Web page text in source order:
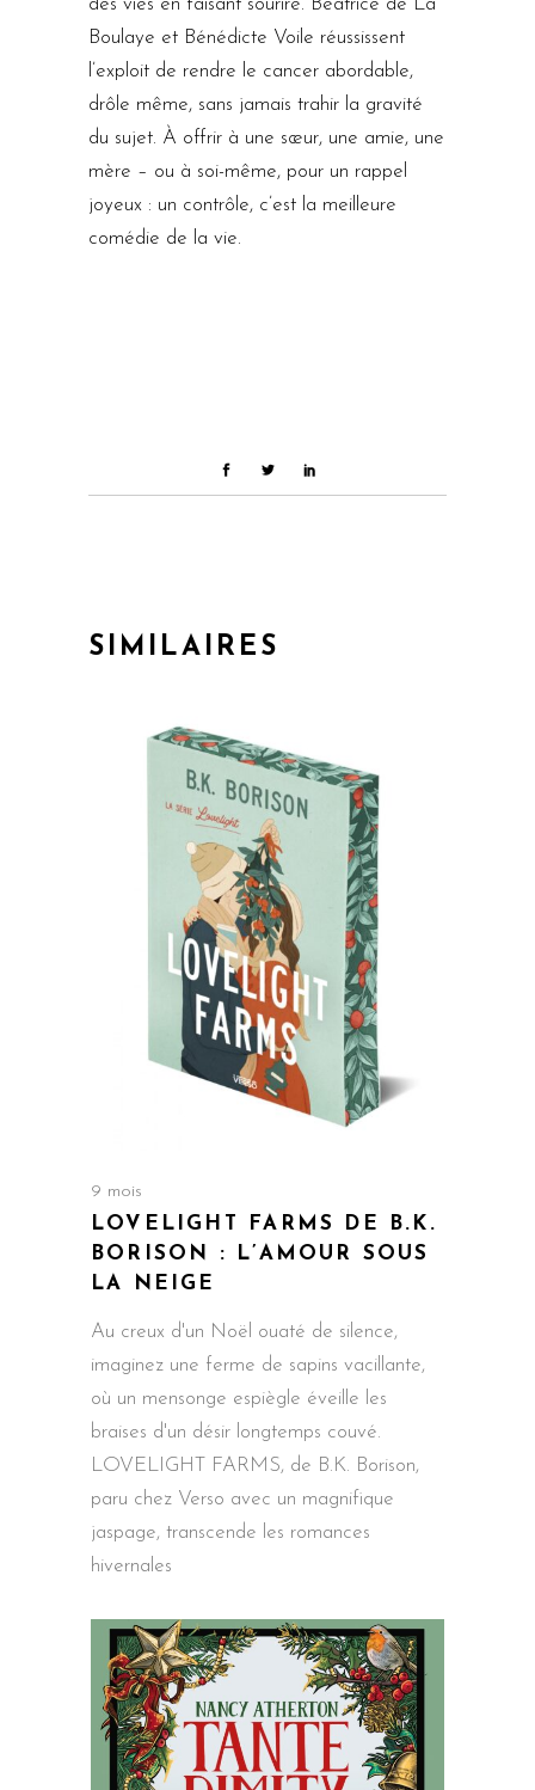
des vies en faisant sourire. Béatrice de La
Boulaye et Bénédicte Voile réussissent
l’exploit de rendre le cancer abordable,
drôle même, sans jamais trahir la gravité
du sujet. À offrir à une sœur, une amie, une
mère – ou à soi-même, pour un rappel
joyeux : un contrôle, c’est la meilleure
comédie de la vie.
SIMILAIRES
9 mois
LOVELIGHT FARMS DE B.K.
BORISON : L’AMOUR SOUS
LA NEIGE
Au creux d'un Noël ouaté de silence,
imaginez une ferme de sapins vacillante,
où un mensonge espiègle éveille les
braises d'un désir longtemps couvé.
LOVELIGHT FARMS, de B.K. Borison,
paru chez Verso avec un magnifique
jaspage, transcende les romances
hivernales